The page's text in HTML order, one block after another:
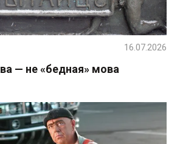
— не «бедная» мова
16.07.2026